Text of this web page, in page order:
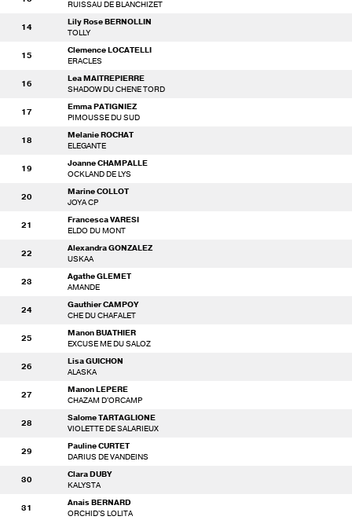
RUISSAU DE BLANCHIZET
14
Lily Rose BERNOLLIN
TOLLY
15
Clemence LOCATELLI
ERACLES
16
Lea MAITREPIERRE
SHADOW DU CHENE TORD
17
Emma PATIGNIEZ
PIMOUSSE DU SUD
18
Melanie ROCHAT
ELEGANTE
19
Joanne CHAMPALLE
OCKLAND DE LYS
20
Marine COLLOT
JOYA CP
21
Francesca VARESI
ELDO DU MONT
22
Alexandra GONZALEZ
USKAA
23
Agathe GLEMET
AMANDE
24
Gauthier CAMPOY
CHE DU CHAFALET
25
Manon BUATHIER
EXCUSE ME DU SALOZ
26
Lisa GUICHON
ALASKA
27
Manon LEPERE
CHAZAM D'ORCAMP
28
Salome TARTAGLIONE
VIOLETTE DE SALARIEUX
29
Pauline CURTET
DARIUS DE VANDEINS
30
Clara DUBY
KALYSTA
31
Anais BERNARD
ORCHID'S LOLITA